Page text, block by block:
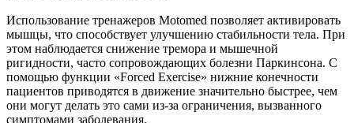
рук
на
30%
Использование тренажеров Motomed позволяет активировать
мышцы, что способствует улучшению стабильности тела. При
этом наблюдается снижение тремора и мышечной
ригидности, часто сопровождающих болезни Паркинсона. С
помощью функции «Forced Exercise» нижние конечности
пациентов приводятся в движение значительно быстрее, чем
они могут делать это сами из-за ограничения, вызванного
симптомами заболевания.